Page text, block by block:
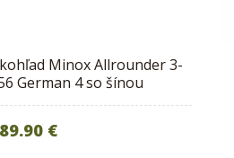
Minox Allrounder 3-
German 4 so šínou
€